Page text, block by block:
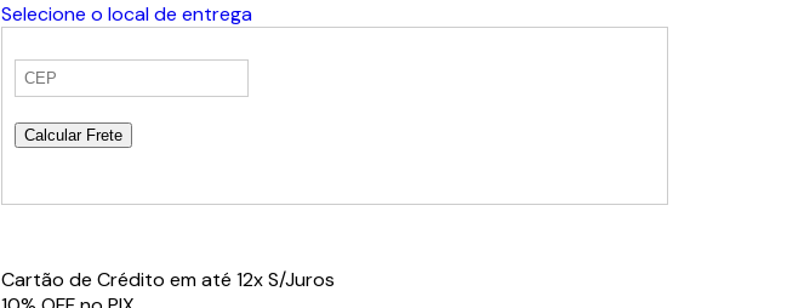
Selecione o local de entrega
Calcular Frete
Cartão de Crédito em até 12x S/Juros